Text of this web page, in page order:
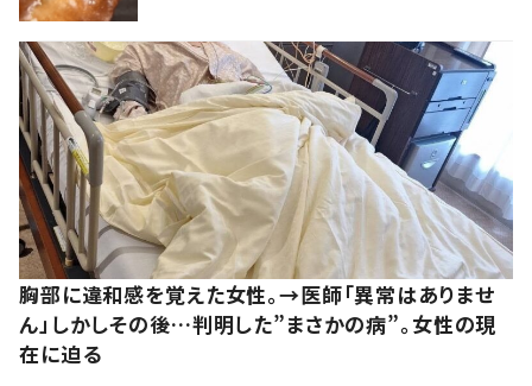
胸部に違和感を覚えた女性。→医師「異常はありませ
ん」しかしその後…判明した”まさかの病”。女性の現
在に迫る